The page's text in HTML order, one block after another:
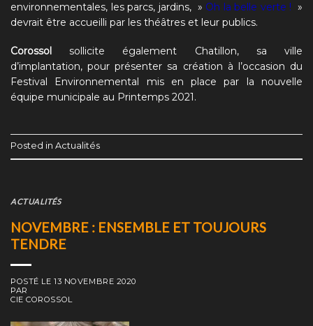
environnementales, les parcs, jardins, » Oh la belle verte ! »
devrait être accueilli par les théâtres et leur publics.
Corossol sollicite également Chatillon, sa ville
d’implantation, pour présenter sa création à l’occasion du
Festival Environnemental mis en place par la nouvelle
équipe municipale au Printemps 2021.
Posted in Actualités
ACTUALITÉS
NOVEMBRE : ENSEMBLE ET TOUJOURS
TENDRE
POSTÉ LE13 NOVEMBRE 2020
PAR
CIE COROSSOL